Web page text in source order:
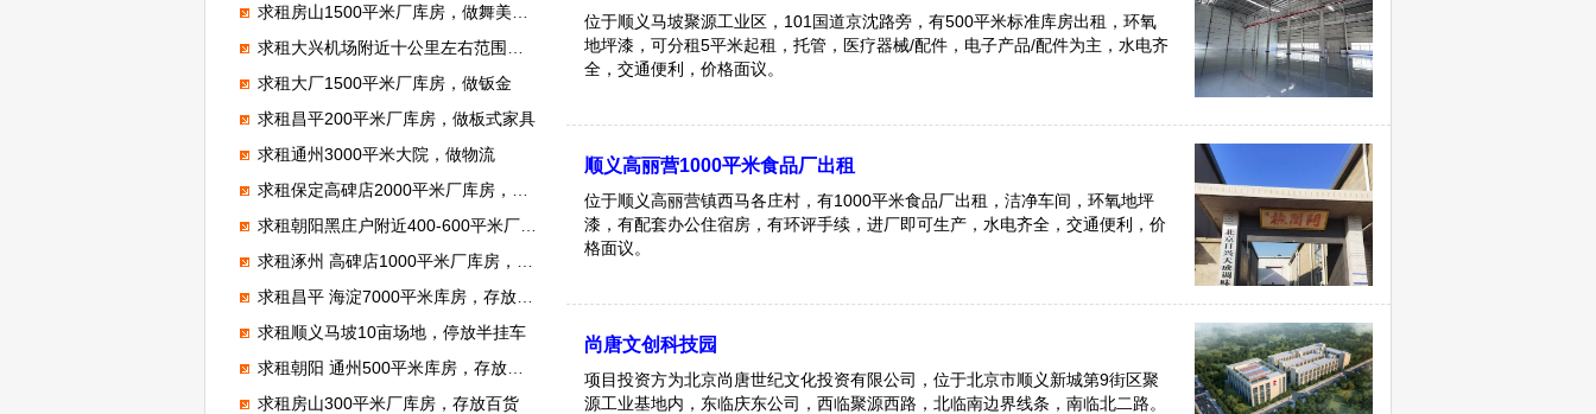
求租房山1500平米厂库房，做舞美展览
求租大兴机场附近十公里左右范围库房厂房1000平米左右能进大车的
求租大厂1500平米厂库房，做钣金
求租昌平200平米厂库房，做板式家具
求租通州3000平米大院，做物流
求租保定高碑店2000平米厂库房，加工无纺布
求租朝阳黑庄户附近400-600平米厂库房，做市区配送
求租涿州 高碑店1000平米厂库房，做装修材料
求租昌平 海淀7000平米库房，存放电子产品
求租顺义马坡10亩场地，停放半挂车
求租朝阳 通州500平米库房，存放狗粮
求租房山300平米厂库房，存放百货
位于顺义马坡聚源工业区，101国道京沈路旁，有500平米标准库房出租，环氧
地坪漆，可分租5平米起租，托管，医疗器械/配件，电子产品/配件为主，水电齐
全，交通便利，价格面议。
顺义高丽营1000平米食品厂出租
位于顺义高丽营镇西马各庄村，有1000平米食品厂出租，洁净车间，环氧地坪
漆，有配套办公住宿房，有环评手续，进厂即可生产，水电齐全，交通便利，价
格面议。
尚唐文创科技园
项目投资方为北京尚唐世纪文化投资有限公司，位于北京市顺义新城第9街区聚
源工业基地内，东临庆东公司，西临聚源西路，北临南边界线条，南临北二路。